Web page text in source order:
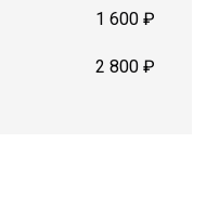
1 600 ₽
2 800 ₽